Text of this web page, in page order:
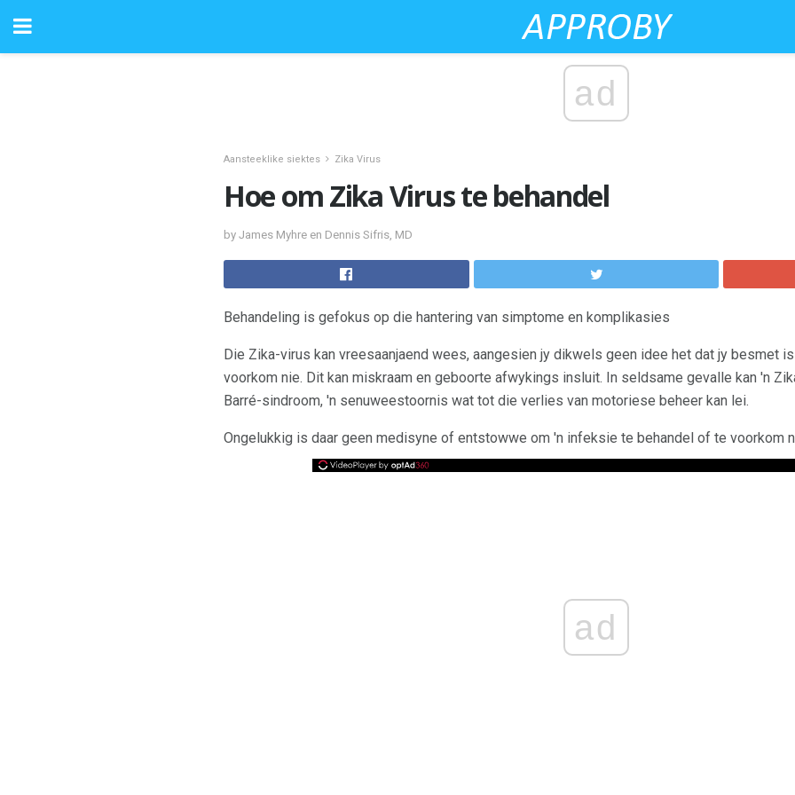
ad
Aansteeklike siektes Zika Virus
Hoe om Zika Virus te behandel
by James Myhre en Dennis Sifris, MD
Behandeling is gefokus op die hantering van simptome en komplikasies
Die Zika-virus kan vreesaanjaend wees, aangesien jy dikwels geen idee het dat jy besmet
voorkom nie. Dit kan miskraam en geboorte afwykings insluit. In seldsame gevalle kan 'n
Barré-sindroom, 'n senuweestoornis wat tot die verlies van motoriese beheer kan lei.
Ongelukkig is daar geen medisyne of entstowwe om 'n infeksie te behandel of te voorkom
ad